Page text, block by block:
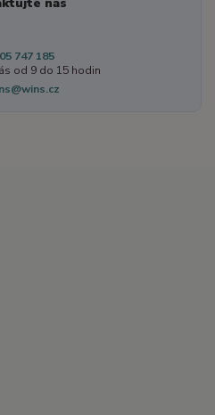
747 185
od 9 do 15 hodin